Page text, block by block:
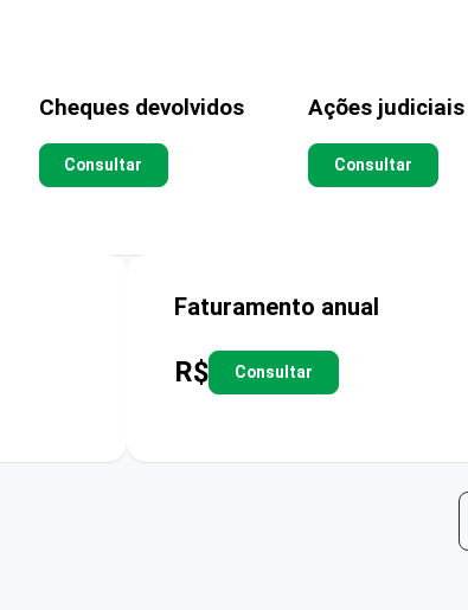
Cheques devolvidos
Consultar
Ações judiciais
Consultar
Faturamento anual
R$ Consultar